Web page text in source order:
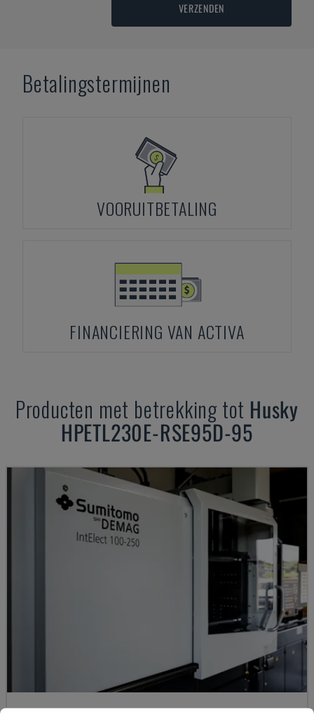
VERZENDEN
Betalingstermijnen
VOORUITBETALING
FINANCIERING VAN ACTIVA
Producten met betrekking tot Husky
HPETL230E-RSE95D-95